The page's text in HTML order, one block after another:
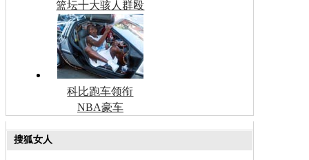
篮坛十大骇人群殴
科比跑车领衔
NBA豪车
搜狐女人